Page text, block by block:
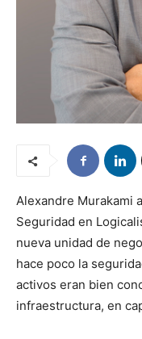
Alexandre Murakami
Seguridad en
nueva unidad de
hace poco la
activos eran bien
infraestructura, en